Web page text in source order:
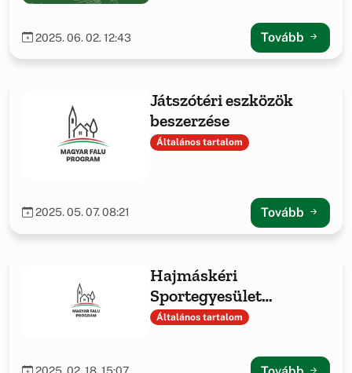
2025. 06. 02. 12:43 Tovább
Játszótéri eszközök
beszerzése
Általános tartalom
2025. 05. 07. 08:21 Tovább
Hajmáskéri
Sportegyesület
sporteszközök
Általános tartalom